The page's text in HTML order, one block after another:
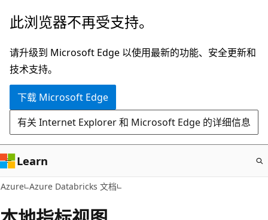
跳
主
要
内
此浏览器不再受支持。
请升级到 Microsoft Edge 以使用最新的功能、安全更新和
技术支持。
下载 Microsoft Edge
有关 Internet Explorer 和 Microsoft Edge 的详细信息
Learn
Azure Azure Databricks 文档